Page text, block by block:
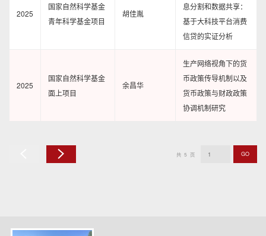
2025
国家自然科学基金
青年科学基金项目
胡佳胤
息分割和数据共享：
基于大科技平台消费
信贷的实证分析
2025
国家自然科学基金
面上项目
余昌华
生产网络视角下的货
币政策传导机制以及
货币政策与财政政策
协调机制研究
下
共 5 页 GO